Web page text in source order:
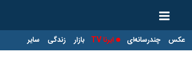
عکس چندرسانه‌ای ایرنا TV بازار زندگی سایر